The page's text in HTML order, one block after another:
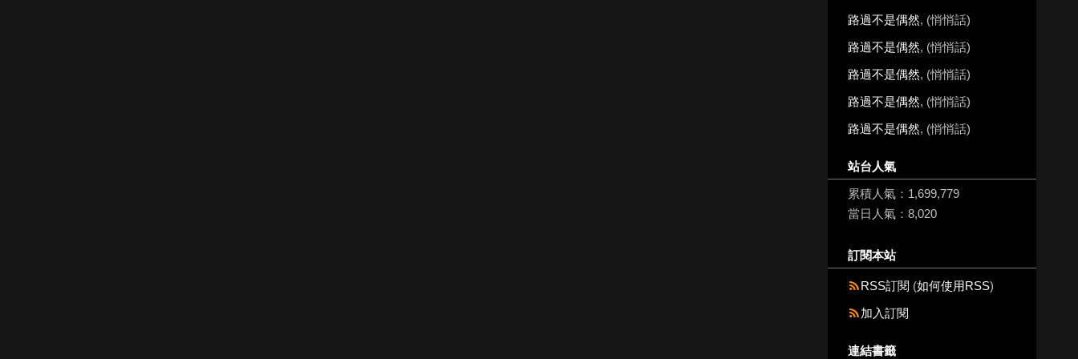
路過不是偶然, (悄悄話)
路過不是偶然, (悄悄話)
路過不是偶然, (悄悄話)
路過不是偶然, (悄悄話)
路過不是偶然, (悄悄話)
站台人氣
累積人氣： 1,699,779
當日人氣： 8,020
訂閱本站
RSS訂閱 (如何使用RSS)
加入訂閱
連結書籤